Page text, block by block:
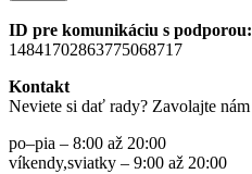
ID pre komunikáciu s podporou:
14841702863775068717
Kontakt
Neviete si dať rady? Zavolajte nám
po–pia – 8:00 až 20:00
víkendy,sviatky – 9:00 až 20:00